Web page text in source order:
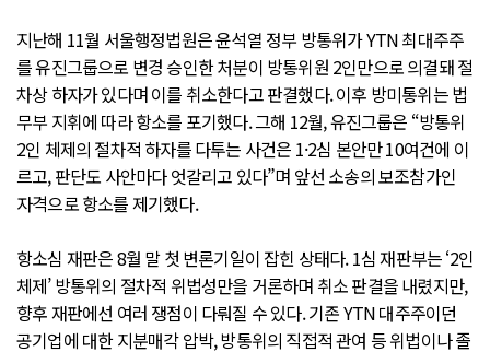
지난해 11월 서울행정법원은 윤석열 정부 방통위가 YTN 최대주주
를 유진그룹으로 변경 승인한 처분이 방통위원 2인만으로 의결돼 절
차상 하자가 있다며 이를 취소한다고 판결했다. 이후 방미통위는 법
무부 지휘에 따라 항소를 포기했다. 그해 12월, 유진그룹은 “방통위
2인 체제의 절차적 하자를 다투는 사건은 1·2심 본안만 10여건에 이
르고, 판단도 사안마다 엇갈리고 있다”며 앞선 소송의 보조참가인
자격으로 항소를 제기했다.
항소심 재판은 8월 말 첫 변론기일이 잡힌 상태다. 1심 재판부는 ‘2인
체제’ 방통위의 절차적 위법성만을 거론하며 취소 판결을 내렸지만,
향후 재판에선 여러 쟁점이 다뤄질 수 있다. 기존 YTN 대주주이던
공기업에 대한 지분매각 압박, 방통위의 직접적 관여 등 위법이나 졸